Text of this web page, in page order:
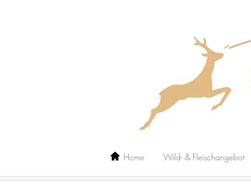
Home Wild- & Fleischangebot